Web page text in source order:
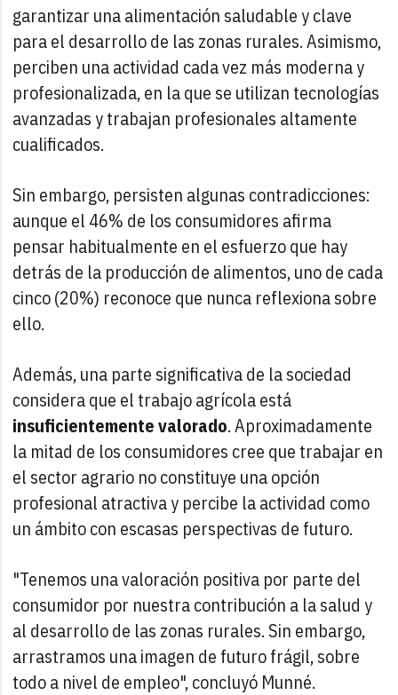
garantizar una alimentación saludable y clave
para el desarrollo de las zonas rurales. Asimismo,
perciben una actividad cada vez más moderna y
profesionalizada, en la que se utilizan tecnologías
avanzadas y trabajan profesionales altamente
cualificados.
Sin embargo, persisten algunas contradicciones:
aunque el 46% de los consumidores afirma
pensar habitualmente en el esfuerzo que hay
detrás de la producción de alimentos, uno de cada
cinco (20%) reconoce que nunca reflexiona sobre
ello.
Además, una parte significativa de la sociedad
considera que el trabajo agrícola está
insuficientemente valorado. Aproximadamente
la mitad de los consumidores cree que trabajar en
el sector agrario no constituye una opción
profesional atractiva y percibe la actividad como
un ámbito con escasas perspectivas de futuro.
"Tenemos una valoración positiva por parte del
consumidor por nuestra contribución a la salud y
al desarrollo de las zonas rurales. Sin embargo,
arrastramos una imagen de futuro frágil, sobre
todo a nivel de empleo", concluyó Munné.